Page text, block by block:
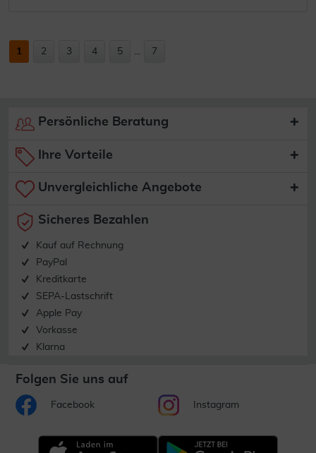
1 2 3 4 5 ... 7
Persönliche Beratung
Ihre Vorteile
Unvergleichliche Angebote
Sicheres Bezahlen
Kauf auf Rechnung
PayPal
Kreditkarte
SEPA-Lastschrift
Apple Pay
Vorkasse
Klarna
Folgen Sie uns auf
Facebook Instagram